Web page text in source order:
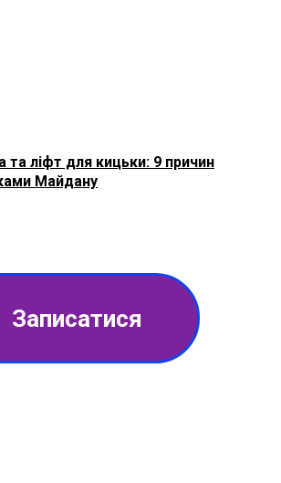
та ліфт для кицьки: 9 причин
Майдану
Записатися